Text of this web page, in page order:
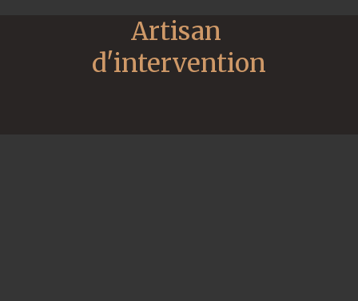
Artisan
d'intervention